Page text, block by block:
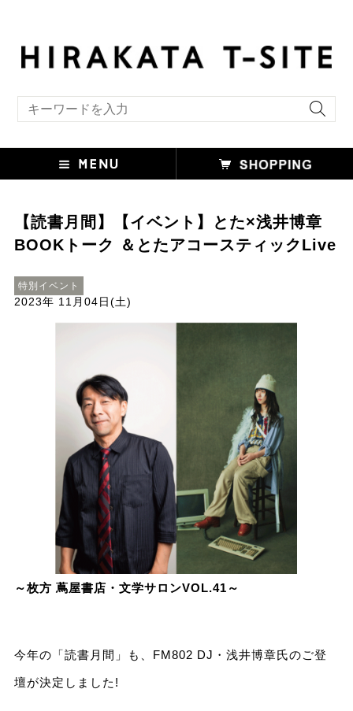
【読書月間】【イベント】とた×浅井博章
BOOKトーク ＆とたアコースティックLive
特別イベント
2023年 11月04日(土)
～枚方 蔦屋書店・文学サロンVOL.41～
今年の「読書月間」も、FM802 DJ・浅井博章氏のご登
壇が決定しました!